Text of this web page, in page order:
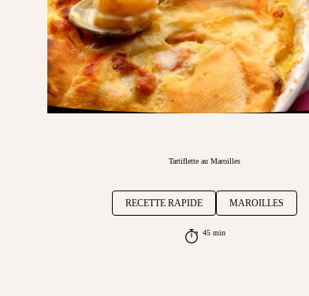
Tartiflette au Maroilles
RECETTE RAPIDE MAROILLES
45 min